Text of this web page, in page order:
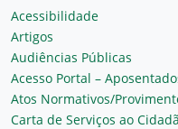
Acessibilidade
Artigos
Audiências Públicas
Acesso Portal –
Atos Normativos/
Carta de Serviços ao